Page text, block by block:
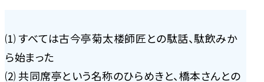
⑴ すべては古今亭菊太楼師匠との駄話、駄飲みか
ら始まった
⑵ 共同席亭という名称のひらめきと、橋本さんとの